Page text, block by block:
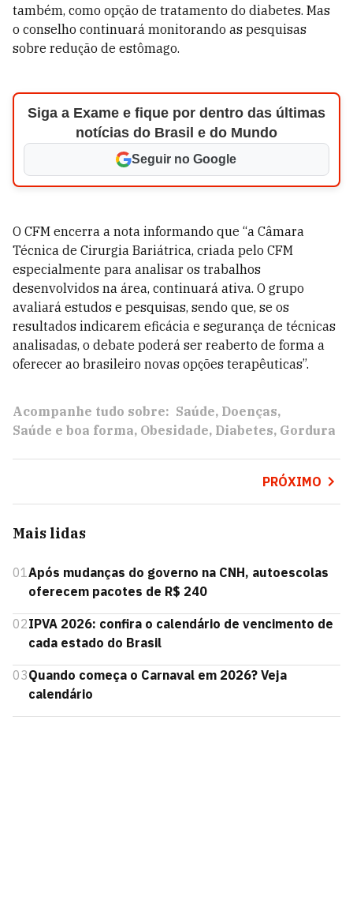
também, como opção de tratamento do diabetes. Mas
o conselho continuará monitorando as pesquisas
sobre redução de estômago.
Siga a Exame e fique por dentro das últimas
notícias do Brasil e do Mundo
Seguir no Google
O CFM encerra a nota informando que “a Câmara
Técnica de Cirurgia Bariátrica, criada pelo CFM
especialmente para analisar os trabalhos
desenvolvidos na área, continuará ativa. O grupo
avaliará estudos e pesquisas, sendo que, se os
resultados indicarem eficácia e segurança de técnicas
analisadas, o debate poderá ser reaberto de forma a
oferecer ao brasileiro novas opções terapêuticas”.
Acompanhe tudo sobre: Saúde Doenças
Saúde e boa forma Obesidade Diabetes Gordura
PRÓXIMO
Mais lidas
01Após mudanças do governo na CNH, autoescolas
oferecem pacotes de R$ 240
02IPVA 2026: confira o calendário de vencimento de
cada estado do Brasil
03Quando começa o Carnaval em 2026? Veja
calendário